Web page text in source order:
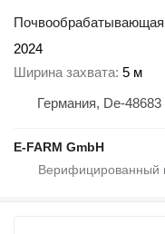
Почвообрабатывающая
2024
Ширина захвата 5 м
Германия, De-48683
E-FARM GmbH